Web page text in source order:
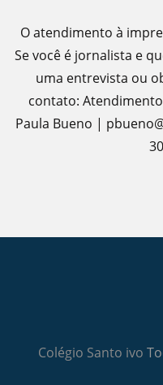
O atendimento à
Se você é jornalista e
uma entrevista ou
contato:
Paula Bueno |
Colégio Santo ivo